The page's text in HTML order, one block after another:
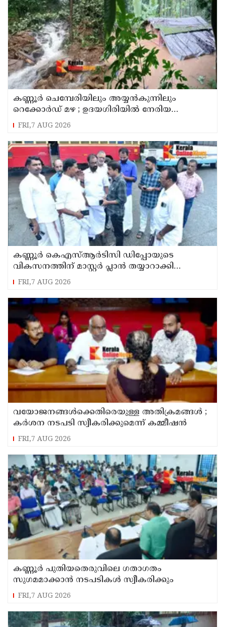
കണ്ണൂർ ചെമ്പേരിയിലും അയ്യൻകുന്നിലും
റെക്കോർഡ് മഴ ; ഉദയഗിരിയിൽ നേരിയ
ഉരുൾപൊട്ടൽ; 13 പേരെ ക്യാമ്പിലേക്ക് മാറ്റി
FRI,7 AUG 2026
കണ്ണൂർ കെഎസ്ആർടിസി ഡിപ്പോയുടെ
വികസനത്തിന് മാസ്റ്റർ പ്ലാൻ തയ്യാറാക്കി
സമർപ്പിക്കും : ടി ഒ മോഹനൻ എം എൽ എ
FRI,7 AUG 2026
വയോജനങ്ങൾക്കെതിരെയുള്ള അതിക്രമങ്ങൾ ;
കർശന നടപടി സ്വീകരിക്കുമെന്ന് കമ്മീഷൻ
FRI,7 AUG 2026
കണ്ണൂർ പുതിയതെരുവിലെ ഗതാഗതം
സുഗമമാക്കാന്‍ നടപടികള്‍ സ്വീകരിക്കും
FRI,7 AUG 2026